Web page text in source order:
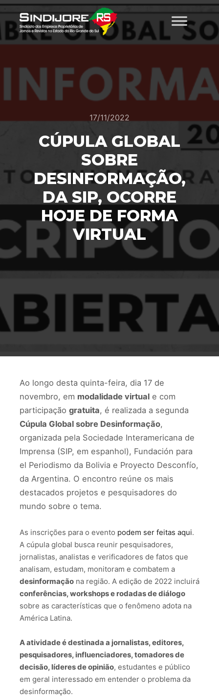
17/11/2022
CÚPULA GLOBAL
SOBRE
DESINFORMAÇÃO,
DA SIP, OCORRE
HOJE DE FORMA
VIRTUAL
Ao longo desta quinta-feira, dia 17 de
novembro, em modalidade virtual e com
participação gratuita, é realizada a segunda
Cúpula Global sobre Desinformação,
organizada pela Sociedade Interamericana de
Imprensa (SIP, em espanhol), Fundación para
el Periodismo da Bolivia e Proyecto Desconfío,
da Argentina. O encontro reúne os mais
destacados projetos e pesquisadores do
mundo sobre o tema.
As inscrições para o evento podem ser feitas aqui.
A cúpula global busca reunir pesquisadores,
jornalistas, analistas e verificadores de fatos que
analisam, estudam, monitoram e combatem a
desinformação na região. A edição de 2022 incluirá
conferências, workshops e rodadas de diálogo
sobre as características que o fenômeno adota na
América Latina.
A atividade é destinada a jornalistas, editores,
pesquisadores, influenciadores, tomadores de
decisão, líderes de opinião, estudantes e público
em geral interessado em entender o problema da
desinformação.